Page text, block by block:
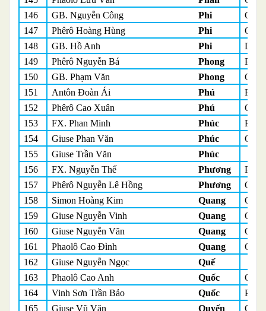
146
GB. Nguyễn Công Phi
147
Phêrô Hoàng Hùng Phi
148
GB. Hồ Anh Phi
Du
149
Phêrô Nguyễn Bá Phong
Phó
150
GB. Phạm Văn Phong
151
Antôn Đoàn Ái Phú
Phó
152
Phêrô Cao Xuân Phú
153
FX. Phan Minh Phúc
Phó
154
Giuse Phan Văn Phúc
155
Giuse Trần Văn
Phúc
156
FX. Nguyễn Thế Phương
Phụ
157
Phêrô Nguyễn Lê Hồng Phương
158
Simon Hoàng Kim Quang
159
Giuse Nguyễn Vinh Quang
160
Giuse Nguyễn Văn Quang
161
Phaolô Cao Đình Quang
162
Giuse Nguyễn Ngọc
Quế
163
Phaolô Cao Anh Quốc
164
Vinh Sơn Trần Bảo Quốc
Phó
165
Giuse Vũ Văn Quyến